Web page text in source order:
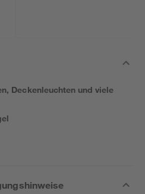
Deckenleuchten und viele